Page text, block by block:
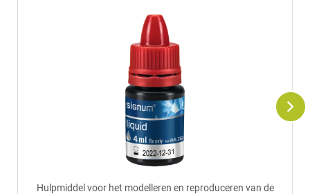
Hulpmiddel voor het modelleren en reproduceren van de